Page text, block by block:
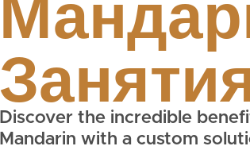
Discover the incredible
Mandarin with a custom